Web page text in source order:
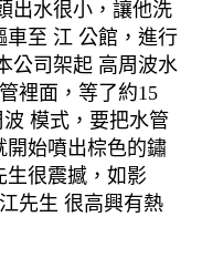
出水很小，讓他洗
車至 江 公館，進行
公司架起 高周波水
裡面，等了約15
模式，要把水管
開始噴出棕色的鏽
生很震撼，如影
先生 很高興有熱